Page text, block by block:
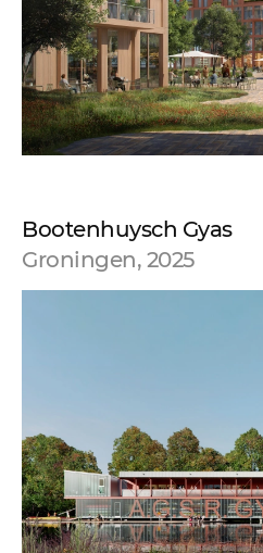
Bootenhuysch Gyas
Groningen, 2025